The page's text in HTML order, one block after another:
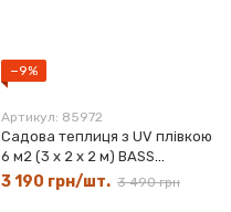
−9%
Артикул: 85972
Садова теплиця з UV плівкою
6 м2 (3 х 2 х 2 м) BASS
POLSKA, Сіра
3 190 грн/шт. 3 490 грн